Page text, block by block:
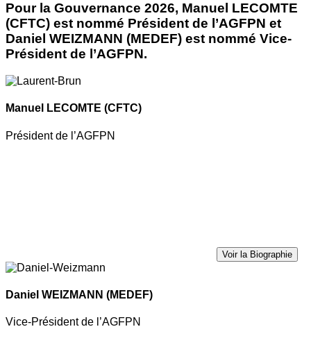
Pour la Gouvernance 2026, Manuel LECOMTE
(CFTC) est nommé Président de l’AGFPN et
Daniel WEIZMANN (MEDEF) est nommé Vice-
Président de l’AGFPN.
Manuel LECOMTE (CFTC)
Président de l’AGFPN
Voir la Biographie
Daniel WEIZMANN (MEDEF)
Vice-Président de l’AGFPN